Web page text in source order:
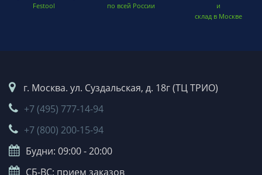
Festool
по всей России
и
склад в Москве
г. Москва. ул. Суздальская, д. 18г (ТЦ ТРИО)
+7 (495) 777-14-94
+7 (800) 200-15-94
Будни: 09:00 - 20:00
СБ-ВС: прием заказов